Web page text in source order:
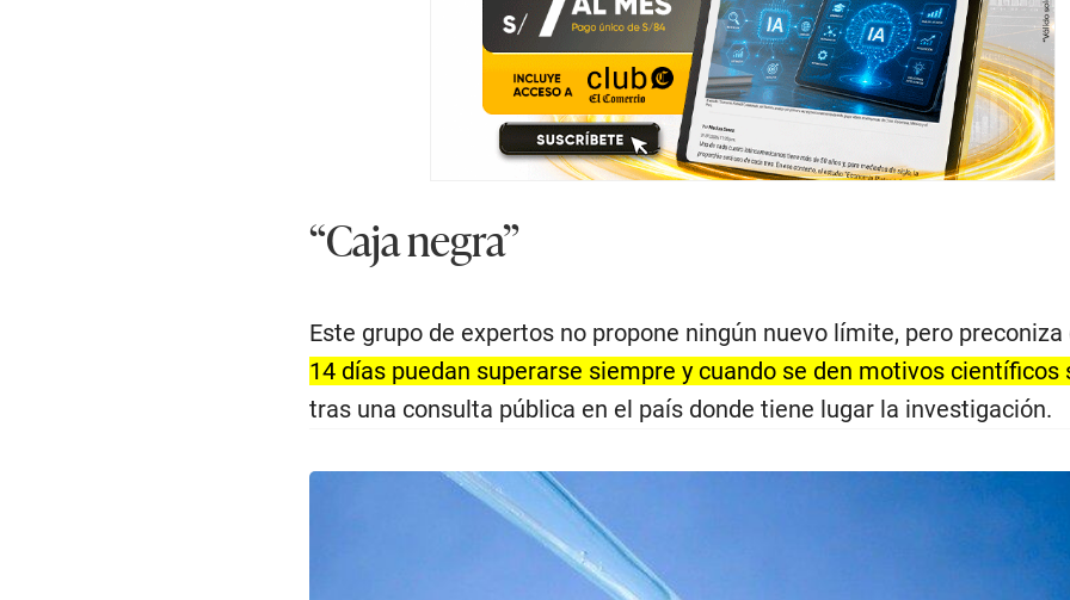
“Caja negra”
Este grupo de expertos no propone ningún nuevo límite, pero preconiza
14 días puedan superarse siempre y cuando se den motivos científicos
tras una consulta pública en el país donde tiene lugar la investigación.